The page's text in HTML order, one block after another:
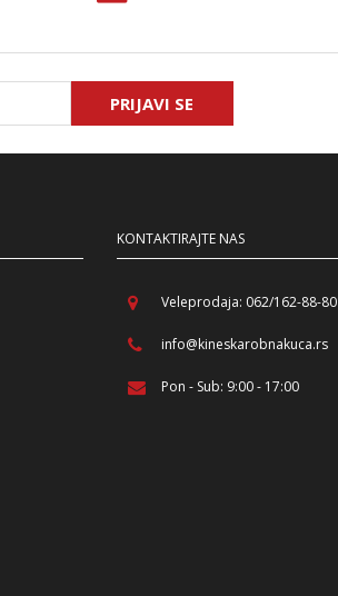
PRIJAVI SE
KONTAKTIRAJTE NAS
Veleprodaja: 062/162-88-80
info@kineskarobnakuca.rs
Pon - Sub: 9:00 - 17:00